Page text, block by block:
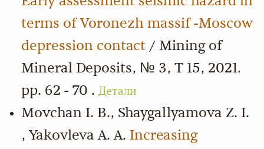
terms of Voronezh massif -Moscow
depression contact / Mining of
Mineral Deposits, № 3, Т 15, 2021.
pp. 62 - 70 . Детали
Movchan I. B., Shaygallyamova Z. I.
, Yakovleva A. A. Increasing